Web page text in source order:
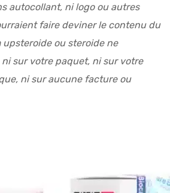
autocollant, ni logo ou autres
faire deviner le contenu du
upsteroide ou steroide ne
ni sur votre paquet, ni sur votre
ni sur aucune facture ou